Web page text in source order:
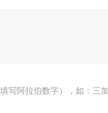
写阿拉伯数字），如：三